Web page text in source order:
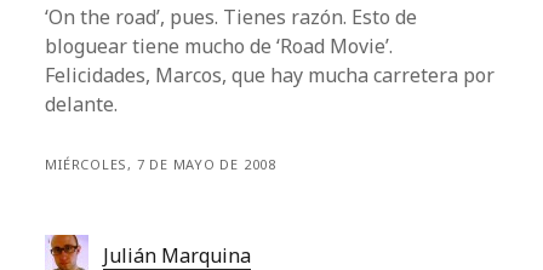
‘On the road’, pues. Tienes razón. Esto de
bloguear tiene mucho de ‘Road Movie’.
Felicidades, Marcos, que hay mucha carretera por
delante.
MIÉRCOLES, 7 DE MAYO DE 2008
Julián Marquina